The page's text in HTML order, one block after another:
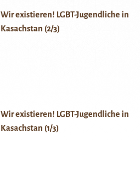
Wir existieren! LGBT-Jugendliche in
Kasachstan (2/3)
Wir existieren! LGBT-Jugendliche in
Kasachstan (1/3)